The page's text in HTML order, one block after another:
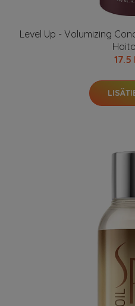
Level Up - Volumizing
17.5